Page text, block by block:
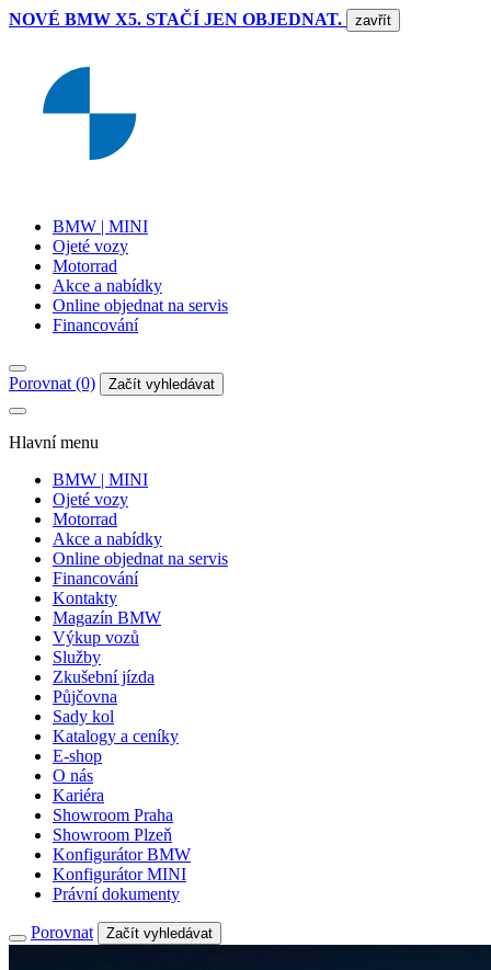
NOVÉ BMW X5. STAČÍ JEN OBJEDNAT. zavřít
BMW | MINI
Ojeté vozy
Motorrad
Akce a nabídky
Online objednat na servis
Financování
Porovnat (0) Začít vyhledávat
Hlavní menu
BMW | MINI
Ojeté vozy
Motorrad
Akce a nabídky
Online objednat na servis
Financování
Kontakty
Magazín BMW
Výkup vozů
Služby
Zkušební jízda
Půjčovna
Sady kol
Katalogy a ceníky
E-shop
O nás
Kariéra
Showroom Praha
Showroom Plzeň
Konfigurátor BMW
Konfigurátor MINI
Právní dokumenty
Porovnat Začít vyhledávat